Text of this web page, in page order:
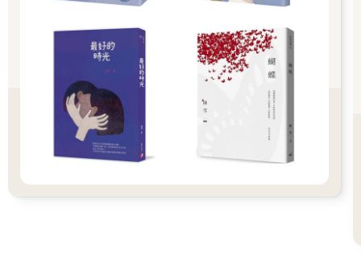
了。」其實，長大後我並記不得任何一次關於她說的遷怒，只是
感覺到她喜怒無常，抓不準臉色時我會感到挫折，好像再怎麼樣
媽媽都不會快樂起來。有時會猜測，她是否被苦悶填滿到看不見
我，好像只有偏離航道，我才能有機會再次得到溫柔的關注。
與其說和解，只是不願表現得像是疼痛沒有發生過，但能做的
是，在可以的時候，都再往前走一點點。我想知道那一談再談的
過去還能捏成什麼形狀，曾經父母有權限賦予孩子的能與不能，
此刻我雖還未成為人母，但一談再談也生出了同理：我們都已經
玩樂團後，偶爾會在採訪中被問及創作啟蒙，我總會回答小時候